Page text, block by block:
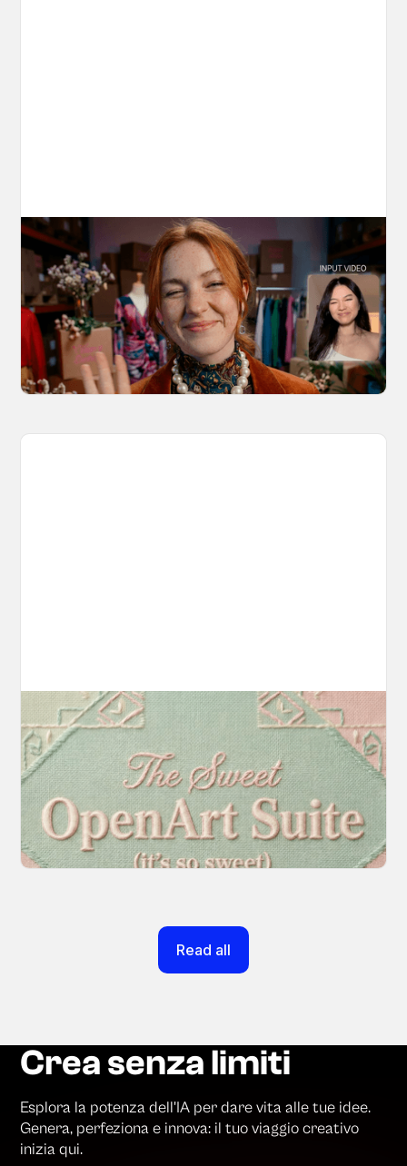
10 Types of Videos You Can Create with
Kling 3.0 Motion Control
Discover 10 video types you can create using
Kling 3.0 Motion Control on OpenArt, from
marketing to storytelling with amazingly
consistent motion and identity.
March 20, 2026
Introducing OpenArt Suite: Create
Without the Chaos
Every tool you need, finally in one place. We
fundamentally rearchitected the OpenArt
creation experience so your workflow finally
moves as fast as your ideas do.
March 20, 2026
Read all
Crea senza limiti
Esplora la potenza dell'IA per dare vita alle tue idee.
Genera, perfeziona e innova: il tuo viaggio creativo
inizia qui.